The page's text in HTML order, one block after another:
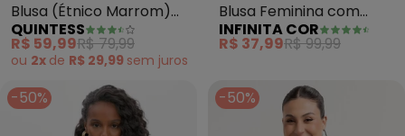
Blusa (Étnico Marrom)
em Malha Fria
QUINTESS
R$ 59,99R$ 79,99
ou 2x de R$ 29,99 sem juros
Blusa Feminina com
Mangas Amplas
(Marrom)
INFINITA COR
R$ 37,99R$ 99,99
-50% -50%